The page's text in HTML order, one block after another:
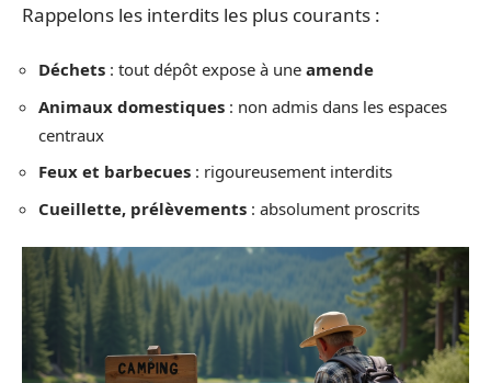
Rappelons les interdits les plus courants :
Déchets : tout dépôt expose à une amende
Animaux domestiques : non admis dans les espaces
centraux
Feux et barbecues : rigoureusement interdits
Cueillette, prélèvements : absolument proscrits